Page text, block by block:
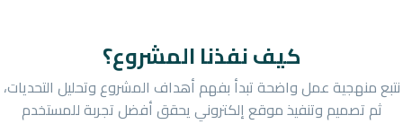
كيف نفذنا المشروع؟
نتبع منهجية عمل واضحة تبدأ بفهم أهداف المشروع وتحليل التحديات،
ثم تصميم وتنفيذ موقع إلكتروني يحقق أفضل تجربة للمستخدم